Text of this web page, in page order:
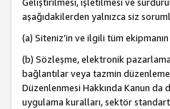
aşağıdakilerden yalnızca siz
(a) Siteniz’in ve ilgili tüm
(b) Sözleşme, elektronik
bağlantılar veya tazmin
Düzenlenmesi Hakkında Kanun
uygulama kuralları, sektör